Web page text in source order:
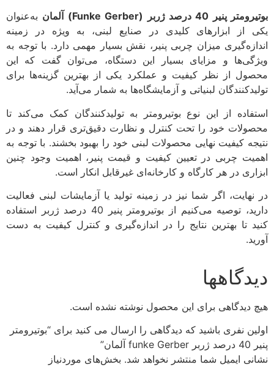
بوتیرومتر پنیر 40 درصد ژربر (Funke Gerber) آلمان
به‌عنوان
یکی از ابزارهای کلیدی در صنایع لبنی، به ویژه در زمینه
اندازه‌گیری میزان چربی پنیر، نقش بسیار مهمی دارد. با توجه به
ویژگی‌ها و مزایای بسیار این دستگاه، می‌توان گفت که این
محصول از نظر کیفیت و عملکرد یکی از بهترین گزینه‌ها برای
تولیدکنندگان لبنیاتی و آزمایشگاه‌ها به شمار می‌آید.
استفاده از این نوع بوتیرومتر به تولیدکنندگان کمک می‌کند تا
محصولات خود را تحت کنترل و نظارت دقیق‌تری قرار دهند و در
نتیجه کیفیت نهایی محصولات لبنی خود را بهبود بخشند. با توجه به
اهمیت چربی در تعیین کیفیت و قیمت پنیر، اهمیت وجود چنین
ابزاری در هر کارگاه و کارخانه‌ای غیرقابل انکار است.
در نهایت، اگر شما نیز در زمینه تولید یا آزمایشات لبنی فعالیت
دارید، توصیه می‌کنیم از بوتیرومتر پنیر 40 درصد ژربر استفاده
کنید تا بهترین نتایج را در اندازه‌گیری و کنترل کیفیت به دست
آورید.
دیدگاهها
هیچ دیدگاهی برای این محصول نوشته نشده است.
اولین نفری باشید که دیدگاهی را ارسال می کنید برای “بوتیرومتر
پنیر 40 درصد ژربر funke Gerber آلمان”
نشانی ایمیل شما منتشر نخواهد شد. بخش‌های موردنیاز